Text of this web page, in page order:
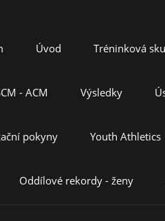
Úvod Tréninková
- ACM Výsledky
pokyny Youth Athletics
Oddílové rekordy - ženy